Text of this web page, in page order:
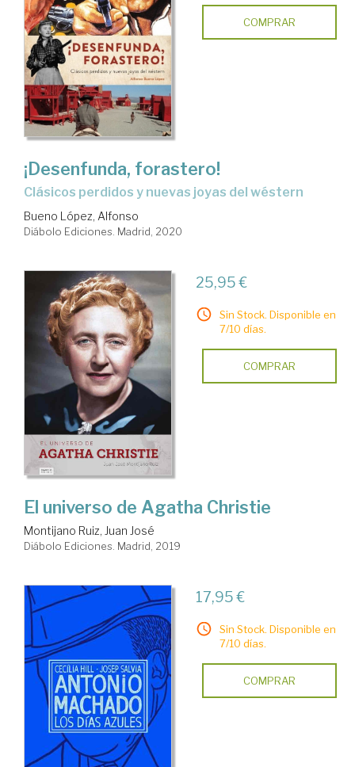
COMPRAR
¡Desenfunda, forastero!
clásicos perdidos y nuevas joyas del wéstern
Bueno López, Alfonso
Diábolo Ediciones. Madrid, 2020
25,95 €
Sin Stock. Disponible en
7/10 días.
COMPRAR
El universo de Agatha Christie
Montijano Ruiz, Juan José
Diábolo Ediciones. Madrid, 2019
17,95 €
Sin Stock. Disponible en
7/10 días.
COMPRAR